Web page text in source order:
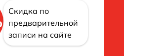
Скидка по
предварительной
записи на сайте